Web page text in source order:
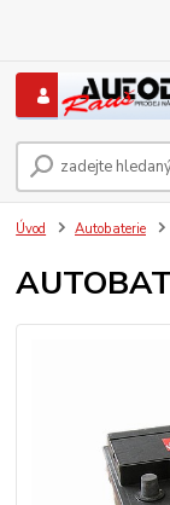
Úvod Autobaterie